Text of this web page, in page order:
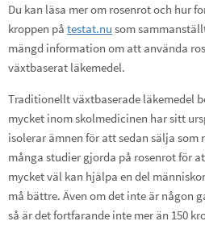
Du kan läsa mer om rosenrot och hur
kroppen på testat.nu som
mängd information om att använda
växtbaserat läkemedel.
Traditionellt växtbaserade läkemedel
mycket inom skolmedicinen har sitt
isolerar ämnen för att sedan sälja
många studier gjorda på rosenrot för
mycket väl kan hjälpa en del
må bättre. Även om det inte är någon
så är det fortfarande inte mer än 150